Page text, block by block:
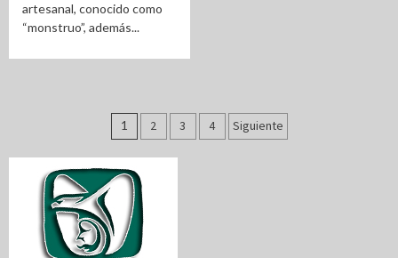
artesanal, conocido como
“monstruo”, además...
Paginación
de
entradas
1 2 3 4 Siguiente